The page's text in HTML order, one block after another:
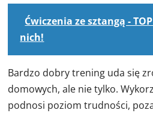
Ćwiczenia ze sztangą -
nich!
Bardzo dobry trening uda się
domowych, ale nie tylko.
podnosi poziom trudności,